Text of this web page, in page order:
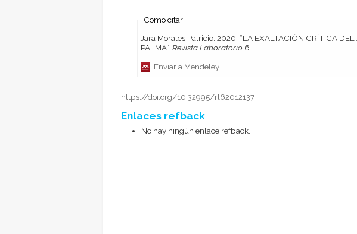
Como citar
Jara Morales Patricio. 2020. “LA EXALTACIÓN CRÍTICA DEL ARTIFICIO, EN XYZ DE CLEMENTE
PALMA”. Revista Laboratorio 6.
Enviar a Mendeley
https://doi.org/10.32995/rl62012137
Enlaces refback
No hay ningún enlace refback.